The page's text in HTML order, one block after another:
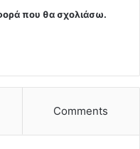
που θα σχολιάσω.
Comments